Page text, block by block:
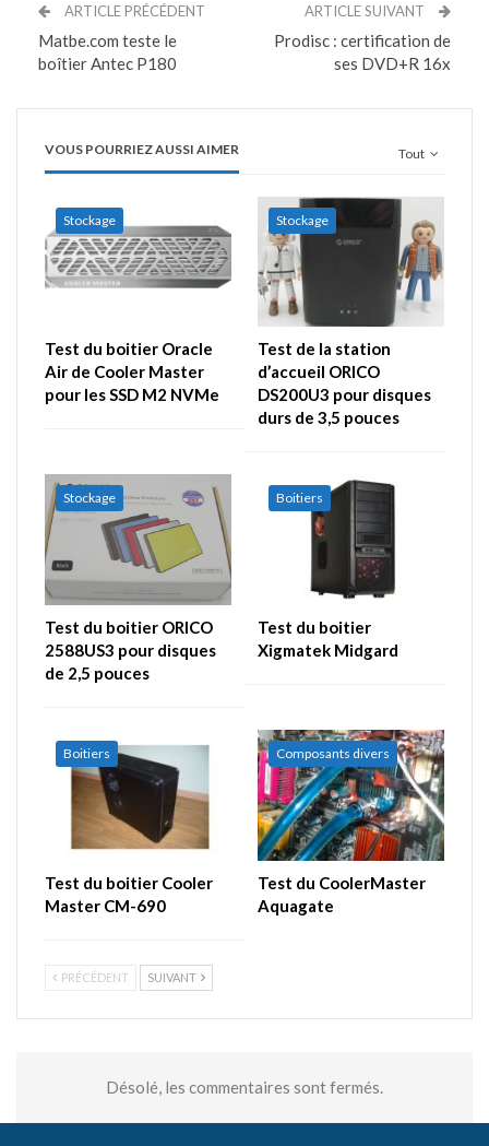
ARTICLE PRÉCÉDENT
Matbe.com teste le
boîtier Antec P180
ARTICLE SUIVANT
Prodisc : certification de
ses DVD+R 16x
Tout
VOUS POURRIEZ AUSSI AIMER
Stockage
Test du boitier Oracle
Air de Cooler Master
pour les SSD M2 NVMe
Stockage
Test de la station
d’accueil ORICO
DS200U3 pour disques
durs de 3,5 pouces
Stockage
Test du boitier ORICO
2588US3 pour disques
de 2,5 pouces
Boitiers
Test du boitier
Xigmatek Midgard
Boitiers
Test du boitier Cooler
Master CM-690
Composants divers
Test du CoolerMaster
Aquagate
PRÉCÉDENT SUIVANT
Désolé, les commentaires sont fermés.